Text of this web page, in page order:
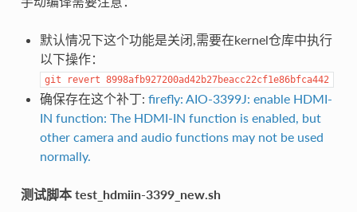
默认情况下这个功能是关闭,需要在kernel仓库中执行
以下操作：
git revert 8998afb927200ad42b27beacc22cf1e86bfca442
确保存在这个补丁: firefly: AIO-3399J: enable HDMI-
IN function: The HDMI-IN function is enabled, but
other camera and audio functions may not be used
normally.
测试脚本 test_hdmiin-3399_new.sh